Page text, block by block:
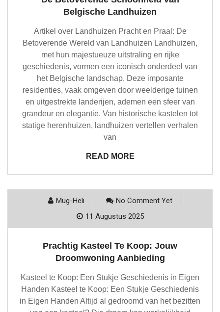
Belgische Landhuizen
Artikel over Landhuizen Pracht en Praal: De
Betoverende Wereld van Landhuizen Landhuizen,
met hun majestueuze uitstraling en rijke
geschiedenis, vormen een iconisch onderdeel van
het Belgische landschap. Deze imposante
residenties, vaak omgeven door weelderige tuinen
en uitgestrekte landerijen, ademen een sfeer van
grandeur en elegantie. Van historische kastelen tot
statige herenhuizen, landhuizen vertellen verhalen
van
READ MORE
Mug-Heli
No Comment Yet
11 Augustus 2025
Prachtig Kasteel Te Koop: Jouw
Droomwoning Aanbieding
Kasteel te Koop: Een Stukje Geschiedenis in Eigen
Handen Kasteel te Koop: Een Stukje Geschiedenis
in Eigen Handen Altijd al gedroomd van het bezitten